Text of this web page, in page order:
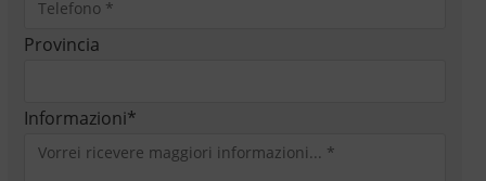
Provincia
Informazioni*